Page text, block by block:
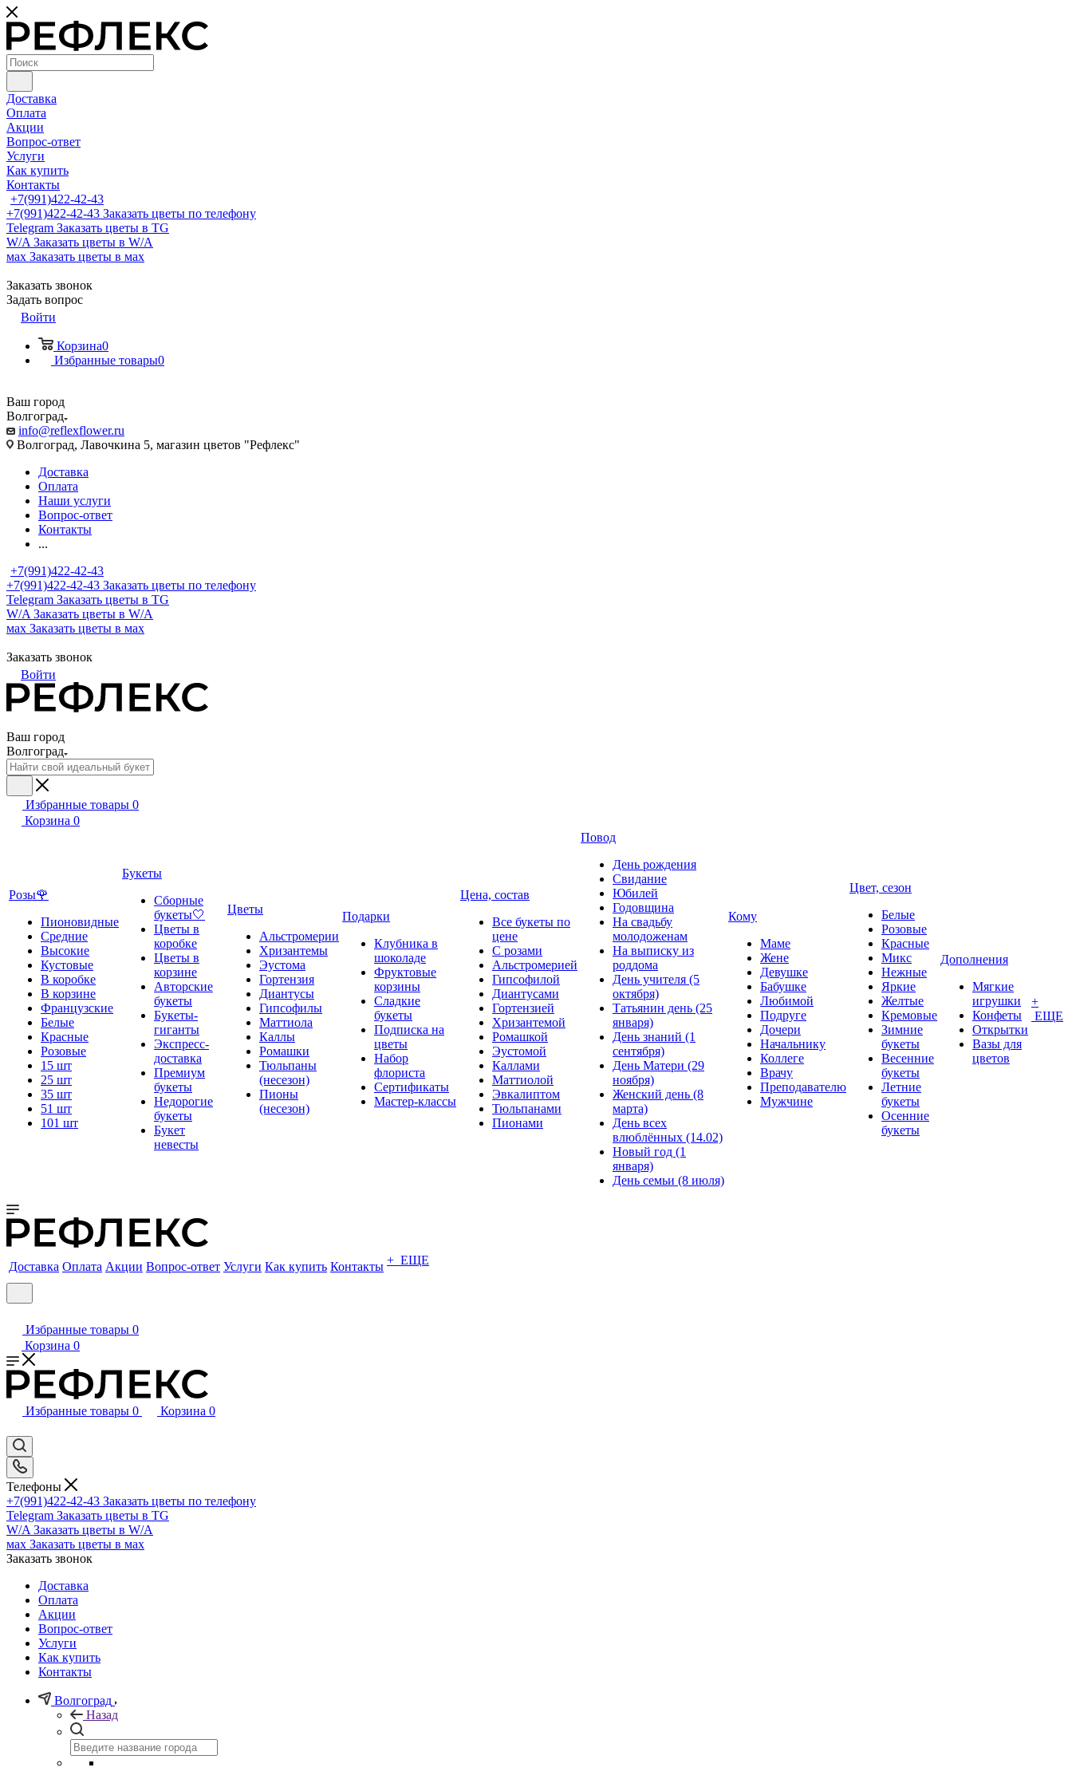
Доставка
Оплата
Акции
Вопрос-ответ
Услуги
Как купить
Контакты
+7(991)422-42-43
+7(991)422-42-43 Заказать цветы по телефону
Telegram Заказать цветы в TG
W/A Заказать цветы в W/A
мах Заказать цветы в мах
Заказать звонок
Задать вопрос
Войти
Корзина0
Избранные товары0
Ваш город
Волгоград
info@reflexflower.ru
Волгоград, Лавочкина 5, магазин цветов "Рефлекс"
Доставка
Оплата
Наши услуги
Вопрос-ответ
Контакты
...
+7(991)422-42-43
+7(991)422-42-43 Заказать цветы по телефону
Telegram Заказать цветы в TG
W/A Заказать цветы в W/A
мах Заказать цветы в мах
Заказать звонок
Войти
Ваш город
Волгоград
Избранные товары 0
Корзина 0
Розы🌹
Пионовидные
Средние
Высокие
Кустовые
В коробке
В корзине
Французские
Белые
Красные
Розовые
15 шт
25 шт
35 шт
51 шт
101 шт
Букеты
Сборные
букеты🤍
Цветы в
коробке
Цветы в
корзине
Авторские
букеты
Букеты-
гиганты
Экспресс-
доставка
Премиум
букеты
Недорогие
букеты
Букет
невесты
Цветы
Альстромерии
Хризантемы
Эустома
Гортензия
Диантусы
Гипсофилы
Маттиола
Каллы
Ромашки
Тюльпаны
(несезон)
Пионы
(несезон)
Подарки
Клубника в
шоколаде
Фруктовые
корзины
Сладкие
букеты
Подписка на
цветы
Набор
флориста
Сертификаты
Мастер-классы
Цена, состав
Все букеты по
цене
С розами
Альстромерией
Гипсофилой
Диантусами
Гортензией
Хризантемой
Ромашкой
Эустомой
Каллами
Маттиолой
Эвкалиптом
Тюльпанами
Пионами
Повод
День рождения
Свидание
Юбилей
Годовщина
На свадьбу
молодоженам
На выписку из
роддома
День учителя (5
октября)
Татьянин день (25
января)
День знаний (1
сентября)
День Матери (29
ноября)
Женский день (8
марта)
День всех
влюблённых (14.02)
Новый год (1
января)
День семьи (8 июля)
Кому
Маме
Жене
Девушке
Бабушке
Любимой
Подруге
Дочери
Начальнику
Коллеге
Врачу
Преподавателю
Мужчине
Цвет, сезон
Белые
Розовые
Красные
Микс
Нежные
Яркие
Желтые
Кремовые
Зимние
букеты
Весенние
букеты
Летние
букеты
Осенние
букеты
Дополнения
Мягкие
игрушки
Конфеты
Открытки
Вазы для
цветов
+
ЕЩЕ
Доставка Оплата Акции Вопрос-ответ Услуги Как купить Контакты + ЕЩЕ
Избранные товары 0
Корзина 0
Избранные товары 0 Корзина 0
Телефоны
+7(991)422-42-43 Заказать цветы по телефону
Telegram Заказать цветы в TG
W/A Заказать цветы в W/A
мах Заказать цветы в мах
Заказать звонок
Доставка
Оплата
Акции
Вопрос-ответ
Услуги
Как купить
Контакты
Волгоград
Назад